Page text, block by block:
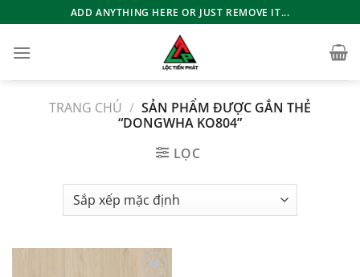
qua
nội
ADD ANYTHING HERE OR JUST REMOVE IT...
TRANG CHỦ / SẢN PHẨM ĐƯỢC GẮN THẺ
“DONGWHA KO804”
LỌC